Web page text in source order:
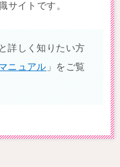
サイトです。
詳しく知りたい方
ニュアル 」をご覧